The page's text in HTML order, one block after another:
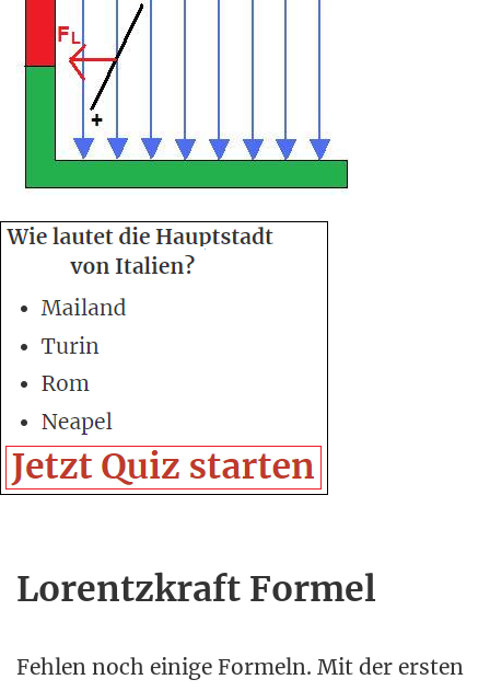
Lorentzkraft Formel
Fehlen noch einige Formeln. Mit der ersten